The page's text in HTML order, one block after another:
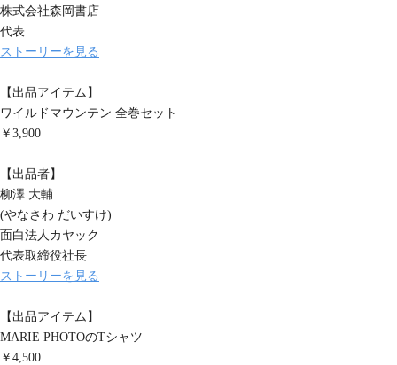
株式会社森岡書店
代表
ストーリーを見る
【出品アイテム】
ワイルドマウンテン 全巻セット
￥3,900
【出品者】
柳澤 大輔
(やなさわ だいすけ)
面白法人カヤック
代表取締役社長
ストーリーを見る
【出品アイテム】
MARIE PHOTOのTシャツ
￥4,500